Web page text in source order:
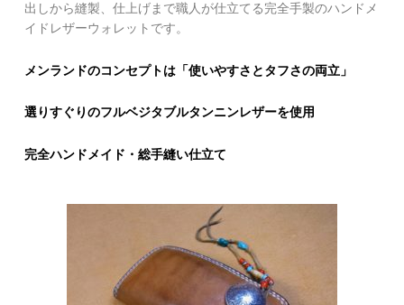
出しから縫製、仕上げまで職人が仕立てる完全手製のハンドメ
イドレザーウォレットです。
メンランドのコンセプトは「使いやすさとタフさの両立」
選りすぐりのフルベジタブルタンニンレザーを使用
完全ハンドメイド・総手縫い仕立て